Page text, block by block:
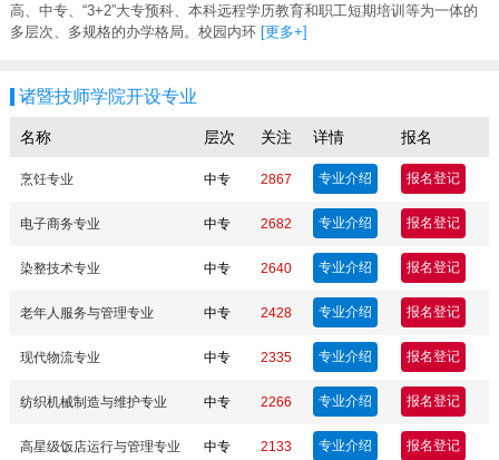
高、中专、“3+2”大专预科、本科远程学历教育和职工短期培训等为一体的
多层次、多规格的办学格局。校园内环 [更多+]
诸暨技师学院开设专业
名称 层次 关注 详情 报名
烹饪专业 中专 2867 专业介绍 报名登记
电子商务专业 中专 2682 专业介绍 报名登记
染整技术专业 中专 2640 专业介绍 报名登记
老年人服务与管理专业 中专 2428 专业介绍 报名登记
现代物流专业 中专 2335 专业介绍 报名登记
纺织机械制造与维护专业 中专 2266 专业介绍 报名登记
高星级饭店运行与管理专业 中专 2133 专业介绍 报名登记